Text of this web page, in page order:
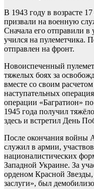
В 1943 году в возрасте
призвали на военную
Сначала его отправили в
учился на пулеметчика.
отправлен на фронт.
Новоиспеченный
тяжелых боях за
вместе со своим
наступательных
операции «Багратион»
1945 года получил
здесь и встретил День
После окончания войны
служил в армии,
националистических
Западной Украине. За
орденом Красной
заслуги», был